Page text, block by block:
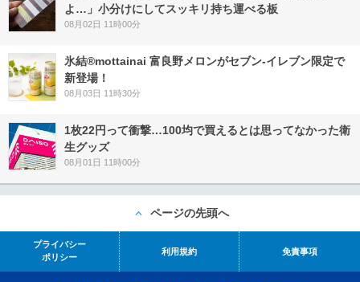
よ…」小分けにしてスッキリ持ち運べる板
08月02日 11時00分
氷結®mottainai 富良野メロンがセブン‐イレブン限定で
新登場！
08月03日 11時30分
1枚22円って衝撃…100均で買えるとは思ってなかった衛
生グッズ
08月01日 11時00分
ページの先頭へ
プライバシー
ポリシー
利用規約 免責事項